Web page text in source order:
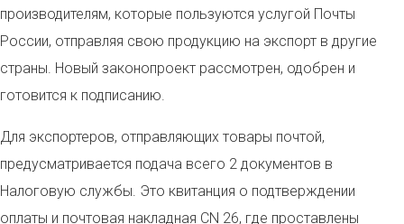
производителям, которые пользуются услугой Почты
России, отправляя свою продукцию на экспорт в другие
страны. Новый законопроект рассмотрен, одобрен и
готовится к подписанию.
Для экспортеров, отправляющих товары почтой,
предусматривается подача всего 2 документов в
Налоговую службы. Это квитанция о подтверждении
оплаты и почтовая накладная CN 26, где проставлены